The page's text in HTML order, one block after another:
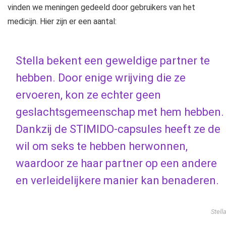
vinden we meningen gedeeld door gebruikers van het
medicijn. Hier zijn er een aantal:
Stella bekent een geweldige partner te
hebben. Door enige wrijving die ze
ervoeren, kon ze echter geen
geslachtsgemeenschap met hem hebben.
Dankzij de STIMIDO-capsules heeft ze de
wil om seks te hebben herwonnen,
waardoor ze haar partner op een andere
en verleidelijkere manier kan benaderen.
Stella